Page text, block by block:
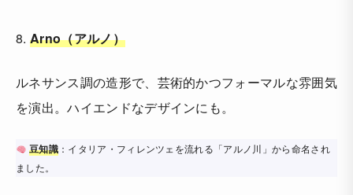
8. Arno（アルノ）
ルネサンス調の造形で、芸術的かつフォーマルな雰囲気
を演出。ハイエンドなデザインにも。
豆知識：イタリア・フィレンツェを流れる「アルノ川」から命名され
ました。